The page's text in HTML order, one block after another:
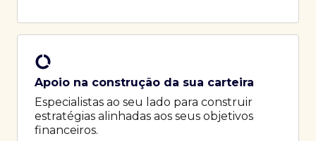
Apoio na construção da sua carteira
Especialistas ao seu lado para construir
estratégias alinhadas aos seus objetivos
financeiros.